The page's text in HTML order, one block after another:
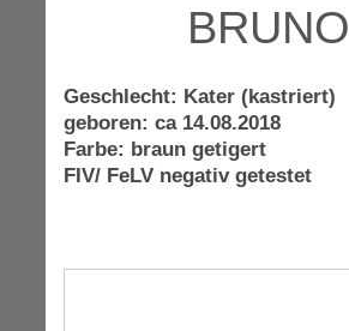
BRUNO
Geschlecht: Kater (kastriert)
geboren: ca 14.08.2018
Farbe: braun getigert
FIV/ FeLV negativ getestet